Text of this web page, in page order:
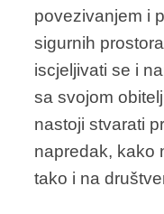
povezivanjem i
sigurnih
iscjeljivati se i
sa svojom
nastoji stvarati
napredak, kako
tako i na